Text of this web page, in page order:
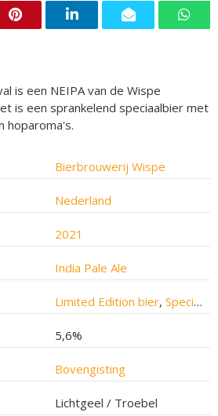
is een NEIPA van de Wispe
is een sprankelend speciaalbier met
hoparoma's.
Bierbrouwerij Wispe
Nederland
2021
India Pale Ale
Limited Edition bier, Speciaalbier
5,6%
Bovengisting
Lichtgeel / Troebel